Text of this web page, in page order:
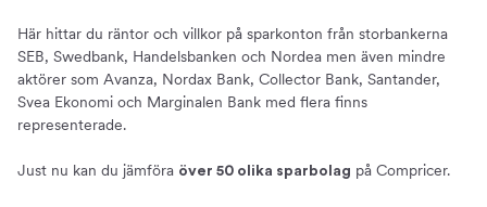
Här hittar du räntor och villkor på sparkonton från storbankerna
SEB, Swedbank, Handelsbanken och Nordea men även mindre
aktörer som Avanza, Nordax Bank, Collector Bank, Santander,
Svea Ekonomi och Marginalen Bank med flera finns
representerade.
Just nu kan du jämföra över 50 olika sparbolag på Compricer.